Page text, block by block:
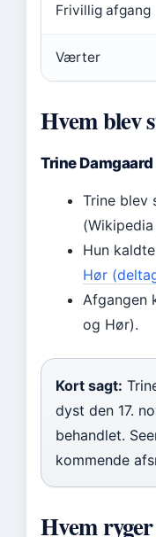
Frivillig afgang
Værter
Hvem blev
Trine
Trine blev
Hun
Hør
Afgangen
og Hør).
Kort sagt:
dyst den 17.
behandlet.
kommende
Hvem